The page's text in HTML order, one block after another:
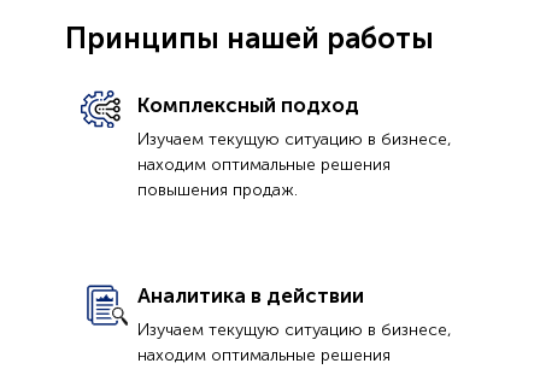
Принципы нашей работы
Комплексный подход
Изучаем текущую ситуацию в бизнесе,
находим оптимальные решения
повышения продаж.
Аналитика в действии
Изучаем текущую ситуацию в бизнесе,
находим оптимальные решения